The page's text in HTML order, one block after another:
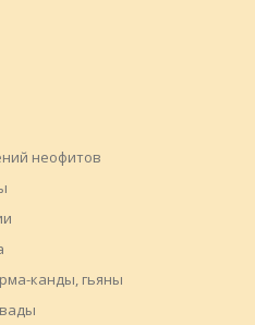
неофитов
канды, гьяны